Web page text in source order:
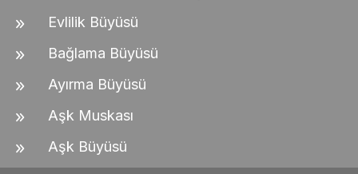
Evlilik Büyüsü
Bağlama Büyüsü
Ayırma Büyüsü
Aşk Muskası
Aşk Büyüsü